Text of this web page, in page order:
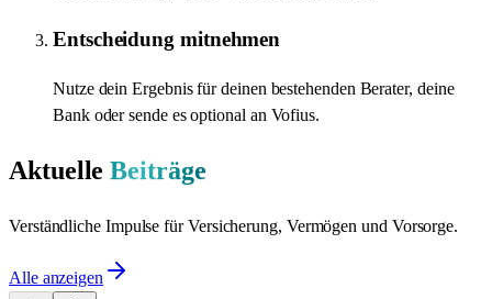
Entscheidung mitnehmen
Nutze dein Ergebnis für deinen bestehenden Berater, deine
Bank oder sende es optional an Vofius.
AktuelleBeiträge
Verständliche Impulse für Versicherung, Vermögen und Vorsorge.
Alle anzeigen